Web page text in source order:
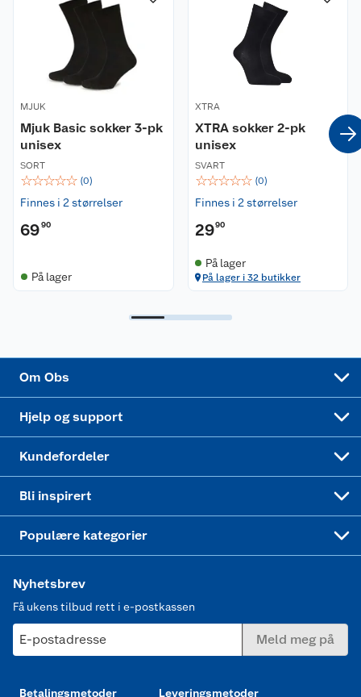
MJUK
Mjuk Basic sokker 3-pk
unisex
SORT
☆☆☆☆☆ (0)
Finnes i 2 størrelser
6990
På lager
XTRA
XTRA sokker 2-pk
unisex
SVART
☆☆☆☆☆ (0)
Finnes i 2 størrelser
2990
På lager
På lager i 32 butikker
Om Obs
Nyheter
Våre butikker
Våre merkevarer
Coop kjeder
Ledige stillinger
Bærekraft
Samvirkelag
Hjelp og support
Angre- og returrett
Reklamasjon og garanti
Ofte stilte spørsmål
Betalingsalternativer
Leveringsalternativer
Pakkesporing
Kjøpsvilkår
Kundefordeler
Åpent kjøp
Coop medlem
Klikk og hent
Bli inspirert
Festdrakter til hele familien
Populære kategorier
Hagemøbler og utemøbler
Nyhetsbrev
Få ukens tilbud rett i e-postkassen
E-postadresse Meld meg på
Betalingsmetoder Leveringsmetoder